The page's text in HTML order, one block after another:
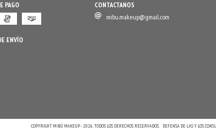
PAGO
ENVÍO
CONTACTANOS
mibu.makeup@gmail.com
COPYRIGHT MIBÚ MAKEUP - 2026. TODOS LOS DERECHOS RESERVADOS. DEFENSA DE LAS Y LOS